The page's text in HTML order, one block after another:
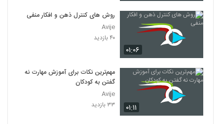
۰۱:۰۶
روش های کنترل ذهن و افکار منفی
Avije
۴۰ بازدید
۰۱:۱۱
مهم‌ترین نکات برای آموزش مهارت نه
گفتن به کودکان
Avije
۳۳ بازدید